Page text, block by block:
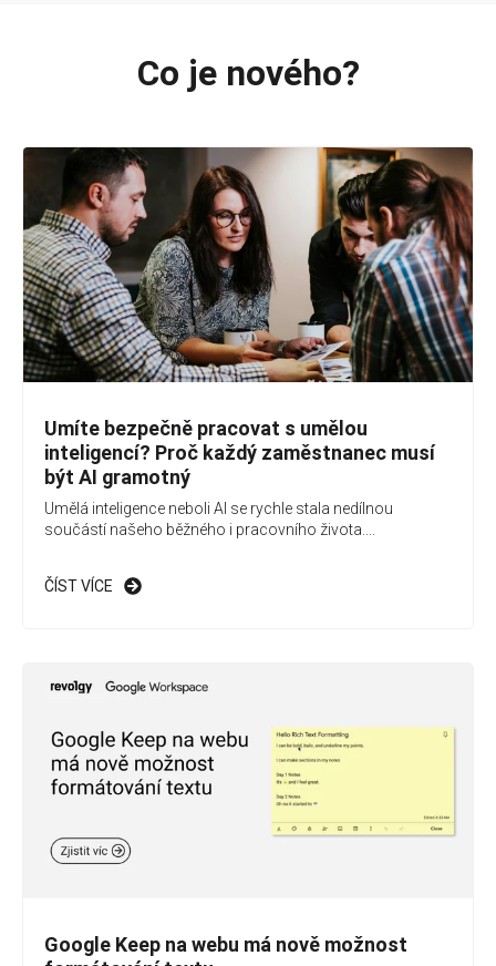
Co je nového?
Umíte bezpečně pracovat s umělou
inteligencí? Proč každý zaměstnanec musí
být AI gramotný
Umělá inteligence neboli AI se rychle stala nedílnou
součástí našeho běžného i pracovního života....
ČÍST VÍCE
Google Keep na webu má nově možnost